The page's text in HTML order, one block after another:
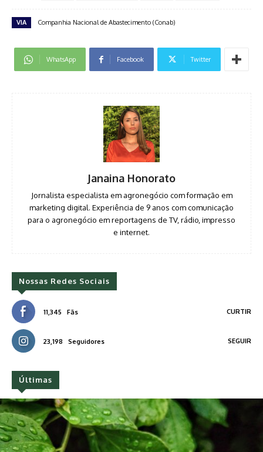
VIA Companhia Nacional de Abastecimento (Conab)
WhatsApp Facebook Twitter
Janaina Honorato
Jornalista especialista em agronegócio com formação em
marketing digital. Experiência de 9 anos com comunicação
para o agronegócio em reportagens de TV, rádio, impresso
e internet.
Nossas Redes Sociais
11,345 Fãs CURTIR
23,198 Seguidores SEGUIR
Últimas